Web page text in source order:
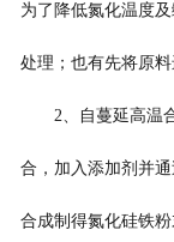
为了降低氮化温度
处理；也有先将原
2、自蔓延高温
合，加入添加剂并
合成制得氮化硅铁